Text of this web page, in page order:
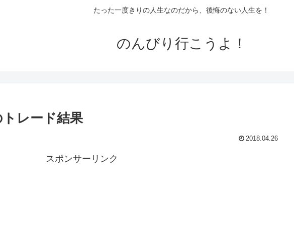
たった一度きりの人生なのだから、後悔のない人生を！
のんびり行こうよ！
トレード結果
2018.04.26
スポンサーリンク